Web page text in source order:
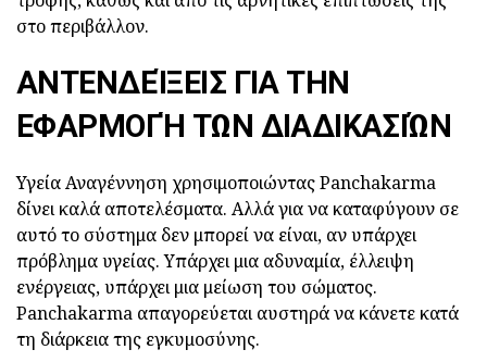
στο περιβάλλον.
ΑΝΤΕΝΔΕΊΞΕΙΣ ΓΙΑ ΤΗΝ
ΕΦΑΡΜΟΓΉ ΤΩΝ ΔΙΑΔΙΚΑΣΙΏΝ
Υγεία Αναγέννηση χρησιμοποιώντας Panchakarma
δίνει καλά αποτελέσματα. Αλλά για να καταφύγουν σε
αυτό το σύστημα δεν μπορεί να είναι, αν υπάρχει
πρόβλημα υγείας. Υπάρχει μια αδυναμία, έλλειψη
ενέργειας, υπάρχει μια μείωση του σώματος.
Panchakarma απαγορεύεται αυστηρά να κάνετε κατά
τη διάρκεια της εγκυμοσύνης.